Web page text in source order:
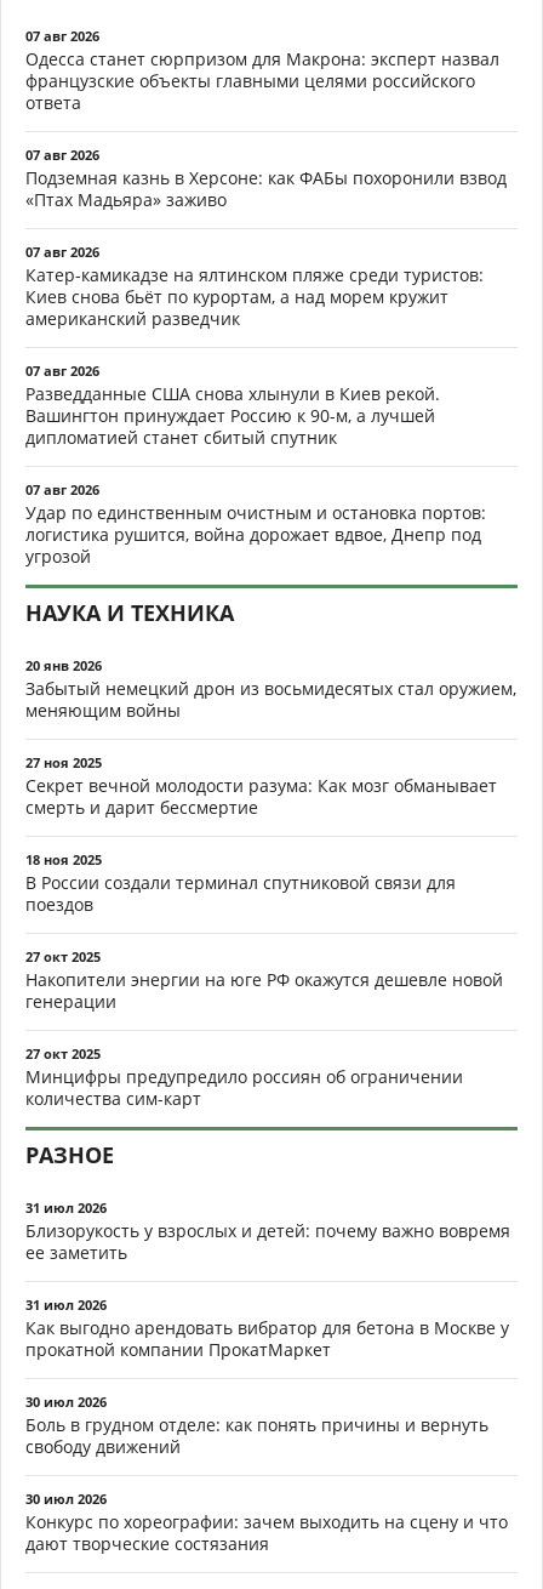
07 авг 2026
Одесса станет сюрпризом для Макрона: эксперт назвал
французские объекты главными целями российского
ответа
07 авг 2026
Подземная казнь в Херсоне: как ФАБы похоронили взвод
«Птах Мадьяра» заживо
07 авг 2026
Катер-камикадзе на ялтинском пляже среди туристов:
Киев снова бьёт по курортам, а над морем кружит
американский разведчик
07 авг 2026
Разведданные США снова хлынули в Киев рекой.
Вашингтон принуждает Россию к 90-м, а лучшей
дипломатией станет сбитый спутник
07 авг 2026
Удар по единственным очистным и остановка портов:
логистика рушится, война дорожает вдвое, Днепр под
угрозой
НАУКА И ТЕХНИКА
20 янв 2026
Забытый немецкий дрон из восьмидесятых стал оружием,
меняющим войны
27 ноя 2025
Секрет вечной молодости разума: Как мозг обманывает
смерть и дарит бессмертие
18 ноя 2025
В России создали терминал спутниковой связи для
поездов
27 окт 2025
Накопители энергии на юге РФ окажутся дешевле новой
генерации
27 окт 2025
Минцифры предупредило россиян об ограничении
количества сим-карт
РАЗНОЕ
31 июл 2026
Близорукость у взрослых и детей: почему важно вовремя
ее заметить
31 июл 2026
Как выгодно арендовать вибратор для бетона в Москве у
прокатной компании ПрокатМаркет
30 июл 2026
Боль в грудном отделе: как понять причины и вернуть
свободу движений
30 июл 2026
Конкурс по хореографии: зачем выходить на сцену и что
дают творческие состязания